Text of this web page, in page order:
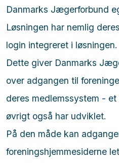
Danmarks Jægerforbund
Løsningen har nemlig
login integreret i løsningen.
Dette giver Danmarks
over adgangen til
deres medlemssystem -
øvrigt også har udviklet.
På den måde kan
foreningshjemmesiderne